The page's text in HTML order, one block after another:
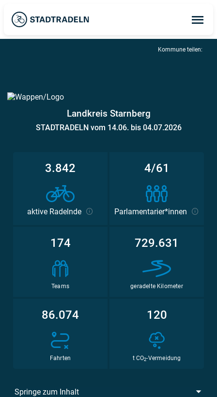
Landkreis Starnberg
STADTRADELN vom 14.06. bis 04.07.2026
3.842
aktive Radelnde
4/61
Parlamentarier*innen
174
Teams
729.631
geradelte Kilometer
86.074
Fahrten
120
t CO2-Vermeidung
Springe zum Inhalt
Kommune teilen: